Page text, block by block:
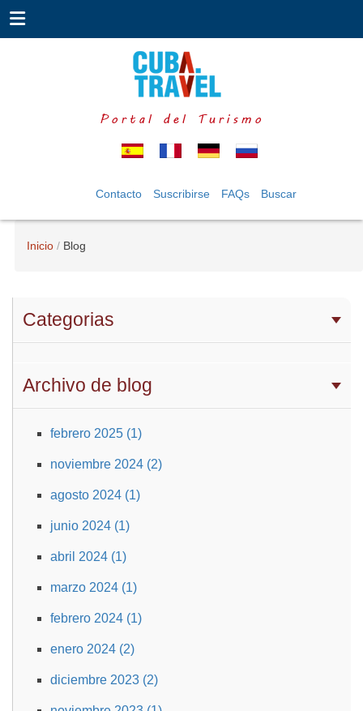
Portal del Turismo
Contacto Suscribirse FAQs Buscar
Inicio Blog
Categorias
Archivo de blog
febrero 2025 (1)
noviembre 2024 (2)
agosto 2024 (1)
junio 2024 (1)
abril 2024 (1)
marzo 2024 (1)
febrero 2024 (1)
enero 2024 (2)
diciembre 2023 (2)